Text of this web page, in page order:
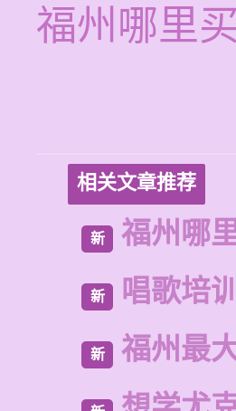
福州哪里
相关文章推荐
新 福州哪
新 唱歌培
新 福州最